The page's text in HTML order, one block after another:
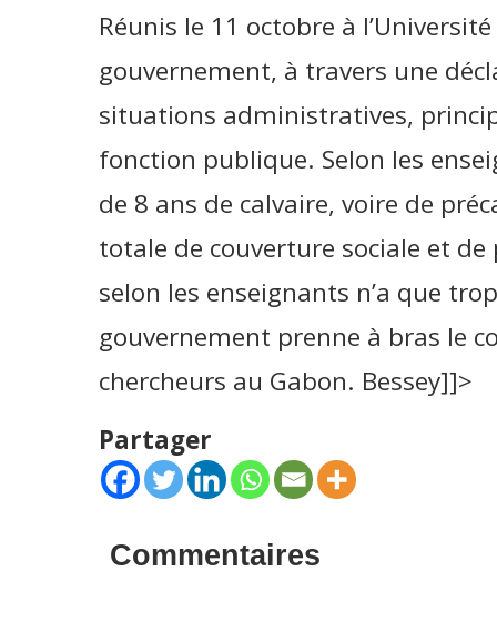
Réunis le 11 octobre à
gouvernement, à travers une
situations administratives,
fonction publique. Selon les
de 8 ans de calvaire, voire de
totale de couverture sociale et
selon les enseignants n’a que
gouvernement prenne à bras le
chercheurs au Gabon. Bessey]]>
Partager
Commentaires